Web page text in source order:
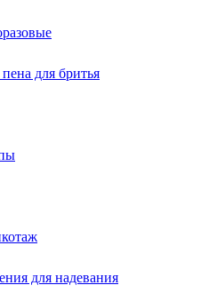
для бритья
для надевания